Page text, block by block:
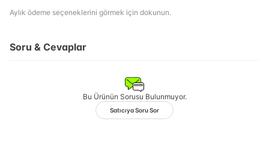
Aylık ödeme seçeneklerini görmek için dokunun.
Soru & Cevaplar
Bu Ürünün Sorusu Bulunmuyor.
Satıcıya Soru Sor